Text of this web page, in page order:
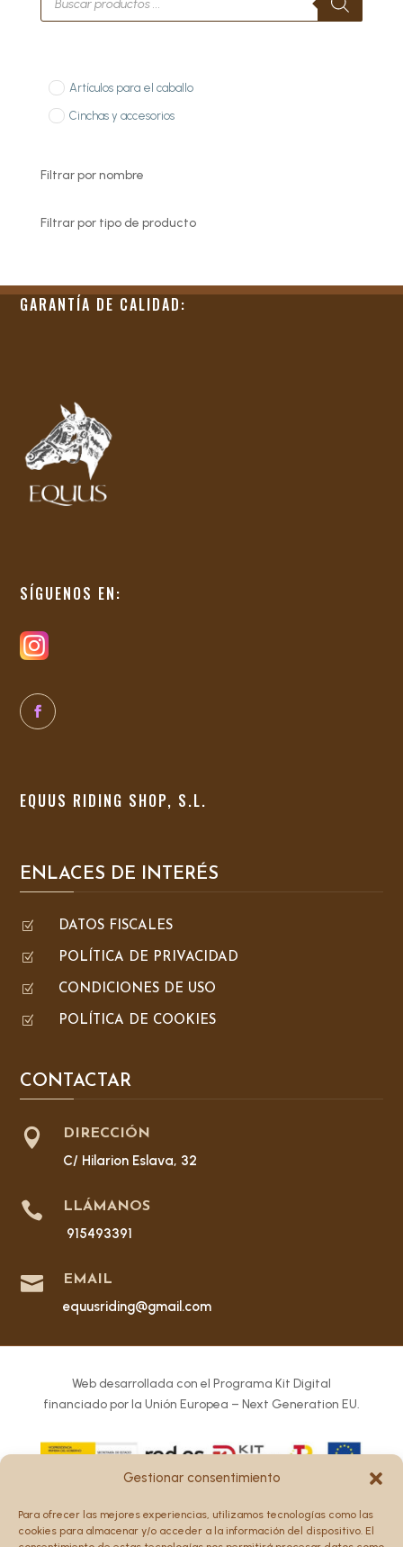
Gestionar consentimiento
Para ofrecer las mejores experiencias, utilizamos tecnologías como las
cookies para almacenar y/o acceder a la información del dispositivo. El
productos
Artículos para el caballo
Cinchas y accesorios
Filtrar por nombre
Filtrar por tipo de producto
GARANTÍA DE CALIDAD:
SÍGUENOS EN:
EQUUS RIDING SHOP, S.L.
ENLACES DE INTERÉS
Z DATOS FISCALES
Z POLÍTICA DE PRIVACIDAD
Z CONDICIONES DE USO
Z POLÍTICA DE COOKIES
CONTACTAR
 DIRECCIÓN
C/ Hilarion Eslava, 32
 LLÁMANOS
915493391
 EMAIL
equusriding@gmail.com
Web desarrollada con el Programa Kit Digital
financiado por la Unión Europea – Next Generation EU.
son únicamente los del autor o autores y no reflejan